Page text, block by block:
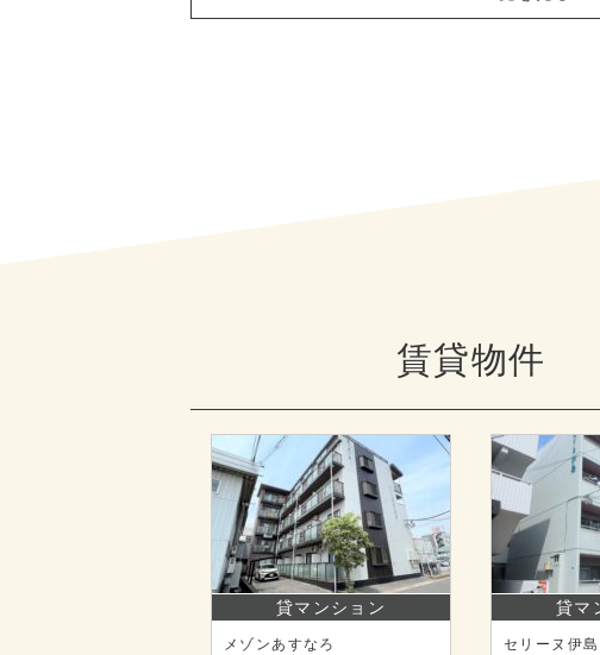
賃貸物件
貸マンション
メゾンあすなろ
貸マ
セリーヌ伊島